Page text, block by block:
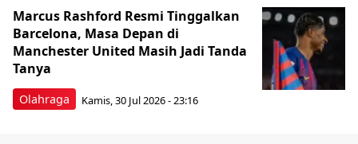
Olahraga
Marcus Rashford Resmi Tinggalkan
Barcelona, Masa Depan di
Manchester United Masih Jadi Tanda
Tanya
Kamis, 30 Jul 2026 - 23:16